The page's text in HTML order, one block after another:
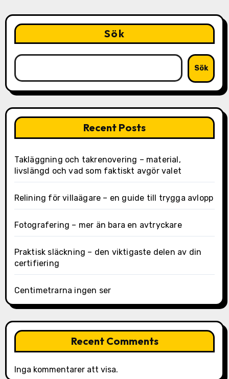
Sök
Sök
Recent Posts
Takläggning och takrenovering – material,
livslängd och vad som faktiskt avgör valet
Relining för villaägare – en guide till trygga avlopp
Fotografering – mer än bara en avtryckare
Praktisk släckning – den viktigaste delen av din
certifiering
Centimetrarna ingen ser
Recent Comments
Inga kommentarer att visa.